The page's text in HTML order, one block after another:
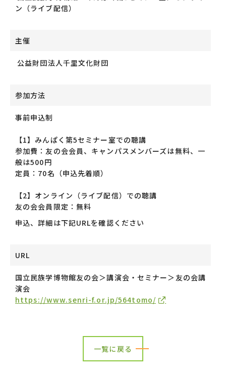
ン（ライブ配信）
主催
公益財団法人千里文化財団
参加方法
事前申込制
【1】みんぱく第5セミナー室での聴講
参加費：友の会会員、キャンパスメンバーズは無料、一
般は500円
定員：70名（申込先着順）
【2】オンライン（ライブ配信）での聴講
友の会会員限定：無料
申込、詳細は下記URLを確認ください
URL
国立民族学博物館友の会＞講演会・セミナー＞友の会講
演会
https://www.senri-f.or.jp/564tomo/
一覧に戻る